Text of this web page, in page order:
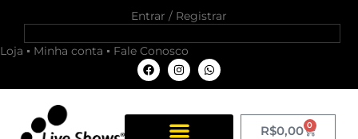
Entrar / Registrar
Loja Minha conta Fale Conosco
R$0,00 0